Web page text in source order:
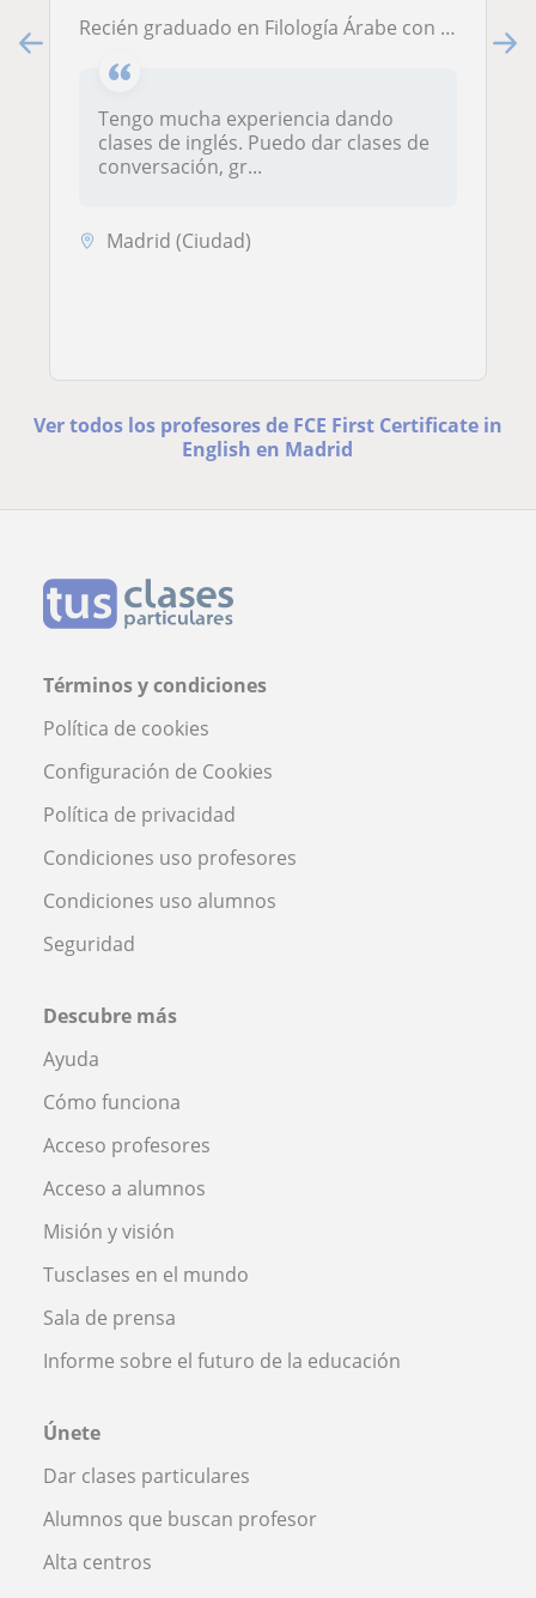
Recién graduado en Filología Árabe con Inglés busca dar clases de este último idioma y a todos los niveles
Tengo mucha experiencia dando
clases de inglés. Puedo dar clases de
conversación, gr...
Madrid (Ciudad)
Ver todos los profesores de FCE First Certificate in
English en Madrid
Términos y condiciones
Política de cookies
Configuración de Cookies
Política de privacidad
Condiciones uso profesores
Condiciones uso alumnos
Seguridad
Descubre más
Ayuda
Cómo funciona
Acceso profesores
Acceso a alumnos
Misión y visión
Tusclases en el mundo
Sala de prensa
Informe sobre el futuro de la educación
Únete
Dar clases particulares
Alumnos que buscan profesor
Alta centros